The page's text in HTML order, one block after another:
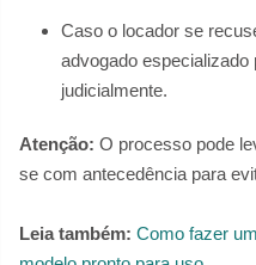
Caso o locador se
advogado especializado
judicialmente.
Atenção: O processo pode
se com antecedência para
Leia também: Como fazer